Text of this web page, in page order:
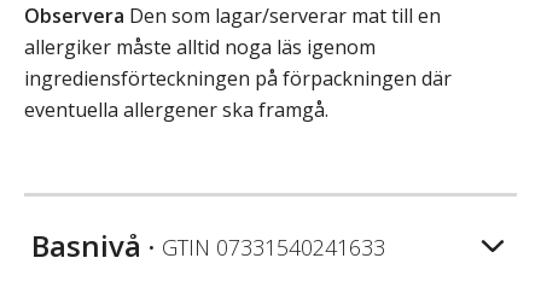
Observera Den som lagar/serverar mat till en
allergiker måste alltid noga läs igenom
ingrediensförteckningen på förpackningen där
eventuella allergener ska framgå.
Basnivå • GTIN 07331540241633